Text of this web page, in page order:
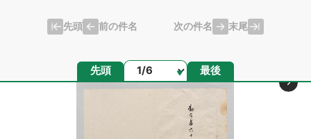
先頭 前の件名 次の件名 末尾
先頭 ページ 最後